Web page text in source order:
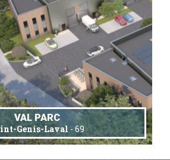
VAL PARC
Genis-Laval- 69